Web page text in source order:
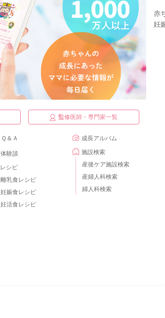
赤
妊
監修医師・専門家一覧
Ｑ＆Ａ
体験談
レシピ
離乳食レシピ
妊娠食レシピ
妊活食レシピ
成長アルバム
施設検索
産後ケア施設検索
産婦人科検索
婦人科検索